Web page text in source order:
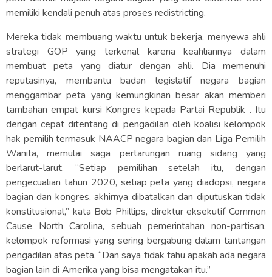
memiliki kendali penuh atas proses redistricting.
Mereka tidak membuang waktu untuk bekerja, menyewa ahli
strategi GOP yang terkenal karena keahliannya dalam
membuat peta yang diatur dengan ahli. Dia memenuhi
reputasinya, membantu badan legislatif negara bagian
menggambar peta yang kemungkinan besar akan memberi
tambahan empat kursi Kongres kepada Partai Republik . Itu
dengan cepat ditentang di pengadilan oleh koalisi kelompok
hak pemilih termasuk NAACP negara bagian dan Liga Pemilih
Wanita, memulai saga pertarungan ruang sidang yang
berlarut-larut. “Setiap pemilihan setelah itu, dengan
pengecualian tahun 2020, setiap peta yang diadopsi, negara
bagian dan kongres, akhirnya dibatalkan dan diputuskan tidak
konstitusional,” kata Bob Phillips, direktur eksekutif Common
Cause North Carolina, sebuah pemerintahan non-partisan.
kelompok reformasi yang sering bergabung dalam tantangan
pengadilan atas peta. “Dan saya tidak tahu apakah ada negara
bagian lain di Amerika yang bisa mengatakan itu.”